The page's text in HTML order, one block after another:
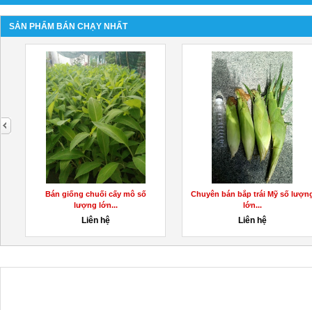
SẢN PHẨM BÁN CHẠY NHẤT
Bán giống chuối cấy mô số
lượng lớn...
Liên hệ
Chuyên bán bắp trái Mỹ số
lớn...
Liên hệ
next